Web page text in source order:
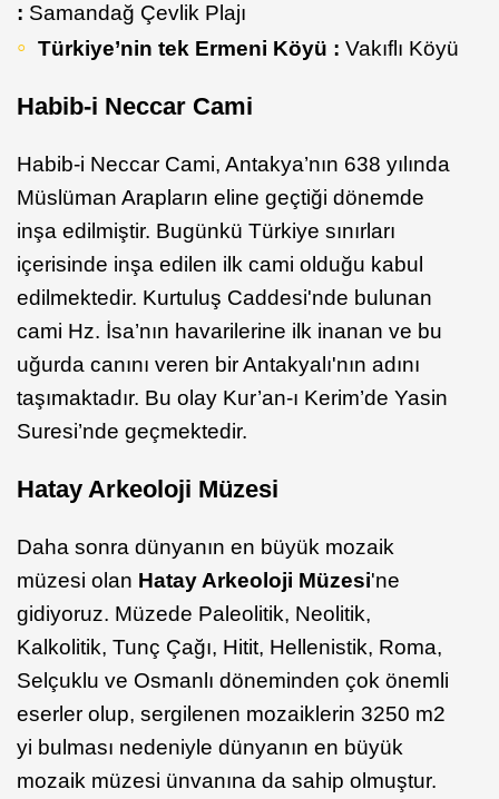
: Samandağ Çevlik Plajı
Türkiye’nin tek Ermeni Köyü : Vakıflı Köyü
Habib-i Neccar Cami
Habib-i Neccar Cami, Antakya’nın 638 yılında
Müslüman Arapların eline geçtiği dönemde
inşa edilmiştir. Bugünkü Türkiye sınırları
içerisinde inşa edilen ilk cami olduğu kabul
edilmektedir. Kurtuluş Caddesi'nde bulunan
cami Hz. İsa’nın havarilerine ilk inanan ve bu
uğurda canını veren bir Antakyalı'nın adını
taşımaktadır. Bu olay Kur’an-ı Kerim’de Yasin
Suresi’nde geçmektedir.
Hatay Arkeoloji Müzesi
Daha sonra dünyanın en büyük mozaik
müzesi olan Hatay Arkeoloji Müzesi'ne
gidiyoruz. Müzede Paleolitik, Neolitik,
Kalkolitik, Tunç Çağı, Hitit, Hellenistik, Roma,
Selçuklu ve Osmanlı döneminden çok önemli
eserler olup, sergilenen mozaiklerin 3250 m2
yi bulması nedeniyle dünyanın en büyük
mozaik müzesi ünvanına da sahip olmuştur.